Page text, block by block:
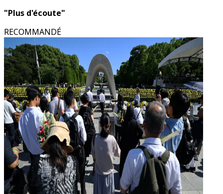
"Plus d'écoute"
RECOMMANDÉ